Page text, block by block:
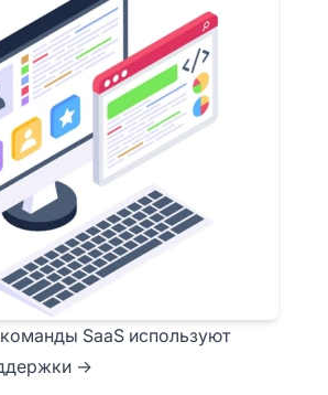
SaaS используют
→